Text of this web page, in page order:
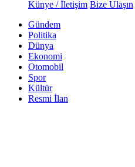
Künye / İletişim Bize Ulaşın
Gündem
Politika
Dünya
Ekonomi
Otomobil
Spor
Kültür
Resmi İlan